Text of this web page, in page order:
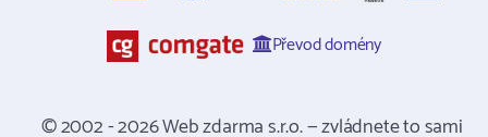
Převod domény
© 2002 - 2026 Web zdarma s.r.o. — zvládnete to sami